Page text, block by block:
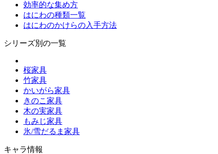
効率的な集め方
はにわの種類一覧
はにわのかけらの入手方法
シリーズ別の一覧
桜家具
竹家具
かいがら家具
きのこ家具
木の実家具
もみじ家具
氷/雪だるま家具
キャラ情報